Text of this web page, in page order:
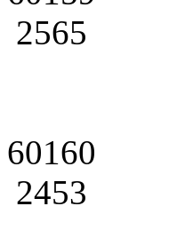
2565
60160
2453